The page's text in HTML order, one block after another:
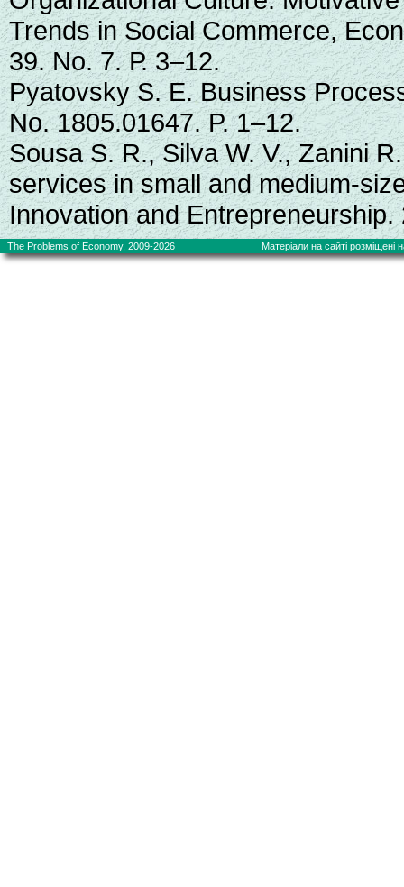
Trends in Social Commerce,
39. No. 7. Р. 3–12.
Pyatovsky S. E. Business
No. 1805.01647. P. 1–12.
Sousa S. R., Silva W. V., Zanini
services in small and medium-
Innovation and Entrepreneurship.
The Problems of Economy, 2009-2026 Матеріали на сайті